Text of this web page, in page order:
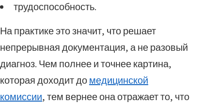
трудоспособность.
На практике это значит, что решает
непрерывная документация, а не разовый
диагноз. Чем полнее и точнее картина,
которая доходит домедицинской
комиссии, тем вернее она отражает то, что